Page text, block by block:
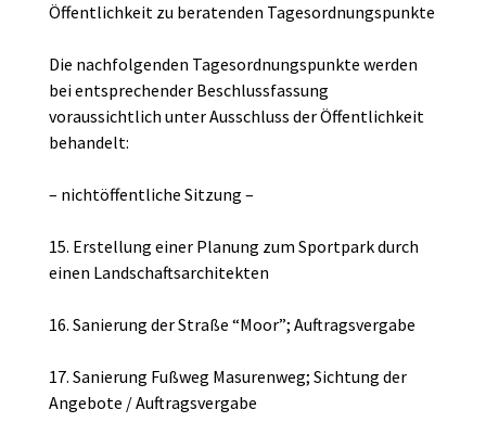
Öffentlichkeit zu beratenden Tagesordnungspunkte
Die nachfolgenden Tagesordnungspunkte werden
bei entsprechender Beschlussfassung
voraussichtlich unter Ausschluss der Öffentlichkeit
behandelt:
– nichtöffentliche Sitzung –
15. Erstellung einer Planung zum Sportpark durch
einen Landschaftsarchitekten
16. Sanierung der Straße “Moor”; Auftragsvergabe
17. Sanierung Fußweg Masurenweg; Sichtung der
Angebote / Auftragsvergabe